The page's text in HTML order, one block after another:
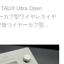
ホン
TALIX Ultra Open
カフ型ワイヤレスイヤ
つイヤーカフ型...